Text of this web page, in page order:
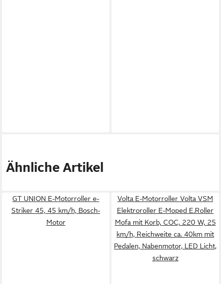
Ähnliche Artikel
GT UNION E-Motorroller e-
Striker 45, 45 km/h, Bosch-
Motor
Volta E-Motorroller Volta VSM
Elektroroller E-Moped E.Roller
Mofa mit Korb, COC, 220 W, 25
km/h, Reichweite ca. 40km mit
Pedalen, Nabenmotor, LED Licht,
schwarz